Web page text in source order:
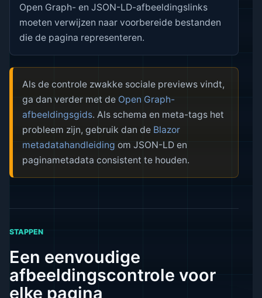
Open Graph- en JSON-LD-afbeeldingslinks
moeten verwijzen naar voorbereide bestanden
die de pagina representeren.
Als de controle zwakke sociale previews vindt,
ga dan verder met de Open Graph-
afbeeldingsgids. Als schema en meta-tags het
probleem zijn, gebruik dan de Blazor
metadatahandleiding om JSON-LD en
paginametadata consistent te houden.
STAPPEN
Een eenvoudige
afbeeldingscontrole voor
elke pagina